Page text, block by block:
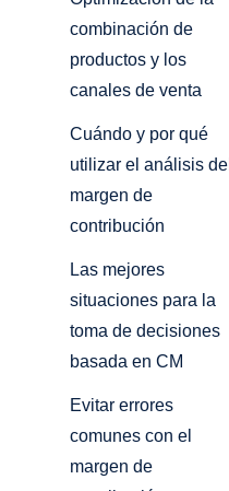
combinación de
productos y los
canales de venta
Cuándo y por qué
utilizar el análisis del
margen de
contribución
Las mejores
situaciones para la
toma de decisiones
basada en CM
Evitar errores
comunes con el
margen de